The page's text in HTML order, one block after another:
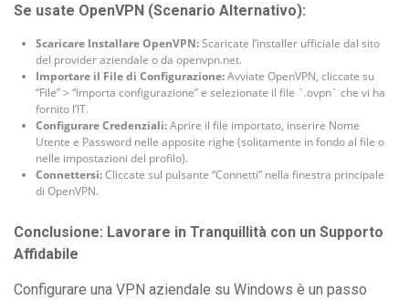
Se usate OpenVPN (Scenario Alternativo):
Scaricare Installare OpenVPN:Scaricate l’installer ufficiale dal sito
del provider aziendale o da openvpn.net.
Importare il File di Configurazione:Avviate OpenVPN, cliccate su
“File” > “Importa configurazione” e selezionate il file `.ovpn` che vi ha
fornito l’IT.
Configurare Credenziali:Aprire il file importato, inserire Nome
Utente e Password nelle apposite righe (solitamente in fondo al file o
nelle impostazioni del profilo).
Connettersi:Cliccate sul pulsante “Connetti” nella finestra principale
di OpenVPN.
Conclusione: Lavorare in Tranquillità con un Supporto
Affidabile
Configurare una VPN aziendale su Windows è un passo